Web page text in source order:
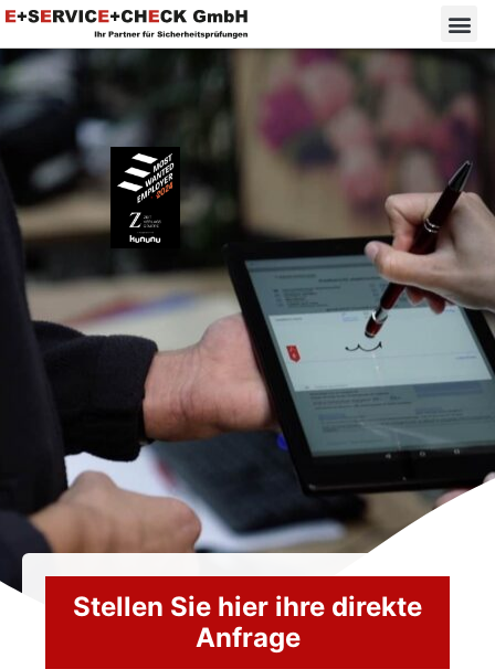
Stellen Sie hier ihre direkte
Anfrage